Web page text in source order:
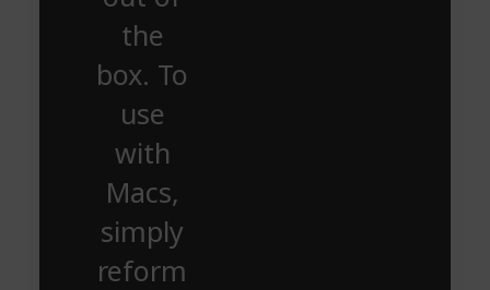
the
box. To
use
with
Macs,
simply
reform